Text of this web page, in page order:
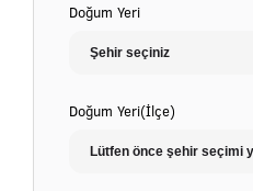
Doğum Yeri
Doğum Yeri(İlçe)